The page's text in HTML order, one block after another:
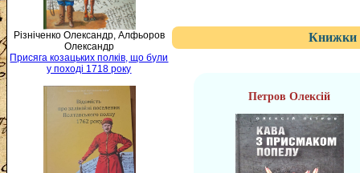
Різніченко Олександр, Алфьоров
Олександр
Присяга козацьких полків, що були
у поході 1718 року
Книжки
Петров Олексій